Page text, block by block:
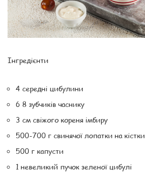
Інгредієнти
4 середні цибулини
6 8 зубчиків часнику
3 см свіжого кореня імбиру
500-700 г свинячої лопатки на кістки
500 г капусти
1 невеликий пучок зеленої цибулі